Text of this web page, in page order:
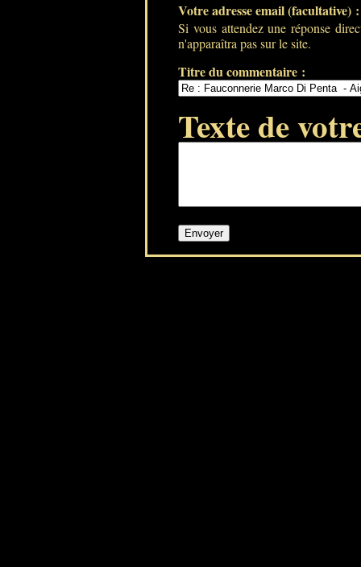
Votre adresse email (facultative)
Si vous attendez une réponse
n'apparaîtra pas sur le site.
Titre du commentaire :
Texte de